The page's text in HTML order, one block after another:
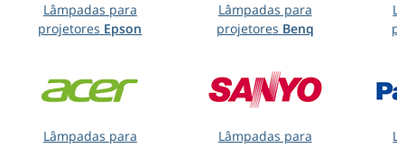
Lâmpadas para
projetores Epson
Lâmpadas para
projetores Benq
Lâmpadas para
Lâmpadas para